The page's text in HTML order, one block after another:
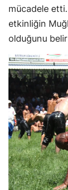
mücadele
etkinliğin
olduğunu